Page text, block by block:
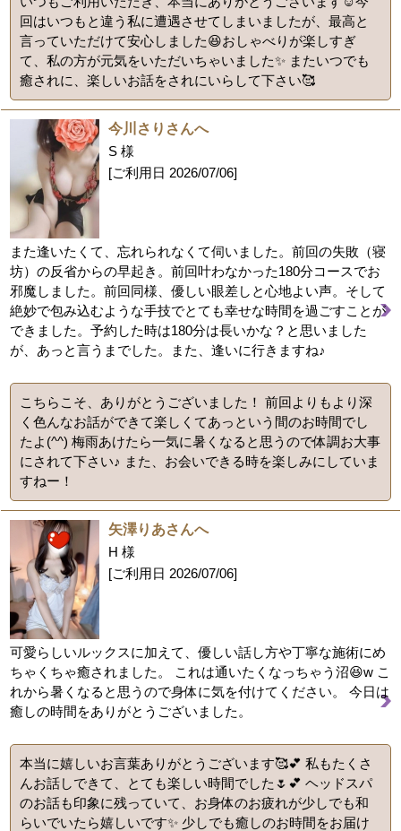
回はいつもと違う私に遭遇させてしまいましたが、最高と
言っていただけて安心しました😆おしゃべりが楽しすぎ
て、私の方が元気をいただいちゃいました✨ またいつでも
癒されに、楽しいお話をされにいらして下さい🥰
今川さりさんへ
S 様
[ご利用日 2026/07/06]
また逢いたくて、忘れられなくて伺いました。前回の失敗（寝
坊）の反省からの早起き。前回叶わなかった180分コースでお
邪魔しました。前回同様、優しい眼差しと心地よい声。そして
絶妙で包み込むような手技でとても幸せな時間を過ごすことが
できました。予約した時は180分は長いかな？と思いました
が、あっと言うまでした。また、逢いに行きますね♪
こちらこそ、ありがとうございました！ 前回よりもより深
く色んなお話ができて楽しくてあっという間のお時間でし
たよ(^^) 梅雨あけたら一気に暑くなると思うので体調お大事
にされて下さい♪ また、お会いできる時を楽しみにしていま
すねー！
矢澤りあさんへ
H 様
[ご利用日 2026/07/06]
可愛らしいルックスに加えて、優しい話し方や丁寧な施術にめ
ちゃくちゃ癒されました。 これは通いたくなっちゃう沼😆w こ
れから暑くなると思うので身体に気を付けてください。 今日は
癒しの時間をありがとうございました。
本当に嬉しいお言葉ありがとうございます🥰💕 私もたくさ
んお話しできて、とても楽しい時間でした🌷💕 ヘッドスパ
のお話も印象に残っていて、お身体のお疲れが少しでも和
らいでいたら嬉しいです✨ 少しでも癒しのお時間をお届け